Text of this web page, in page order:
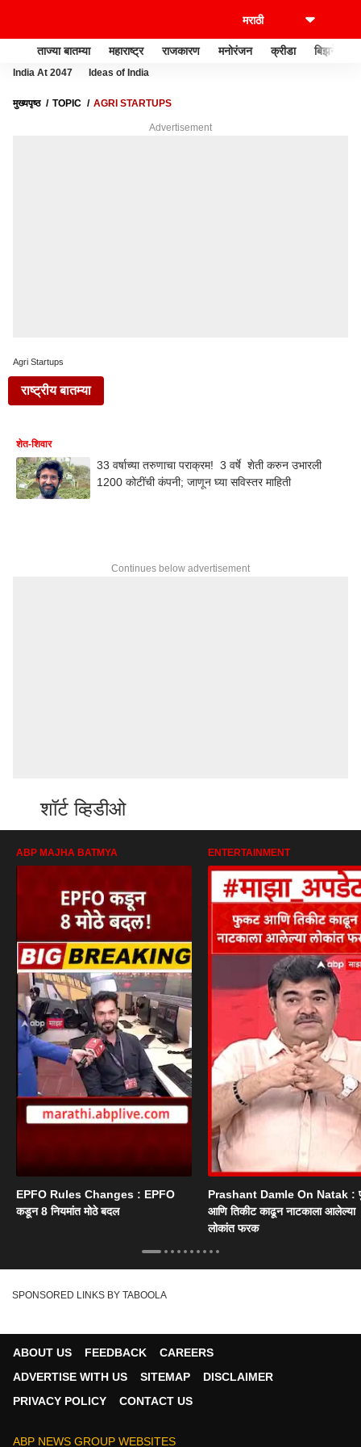
ताज्या बातम्या महाराष्ट्र राजकारण मनोरंजन क्रीडा बिझनेस
India At 2047 Ideas of India
मुख्यपृष्ठ TOPIC AGRI STARTUPS
Advertisement
Agri Startups
राष्ट्रीय बातम्या
शेत-शिवार
33 वर्षाच्या तरुणाचा पराक्रम! 3 वर्षे शेती करुन उभारली
1200 कोटींची कंपनी; जाणून घ्या सविस्तर माहिती
Continues below advertisement
शॉर्ट व्हिडीओ
ABP MAJHA BATMYA
EPFO Rules Changes : EPFO
कडून 8 नियमांत मोठे बदल
ENTERTAINMENT
Prashant Damle On Natak :
आणि तिकीट काढून नाटकाला आलेल्या
लोकांत फरक
SPONSORED LINKS BY TABOOLA
ABOUT US FEEDBACK
CAREERS
ADVERTISE WITH US
SITEMAP
DISCLAIMER
PRIVACY POLICY
CONTACT US
ABP NEWS GROUP WEBSITES